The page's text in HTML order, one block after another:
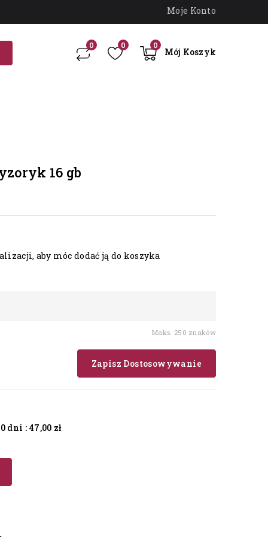
Moje Konto
0
Mój Koszyk
0
0
16 gb
aby móc dodać ją do koszyka
Maks. 250 znaków
Zapisz Dostosowywanie
dni : 47,00 zł